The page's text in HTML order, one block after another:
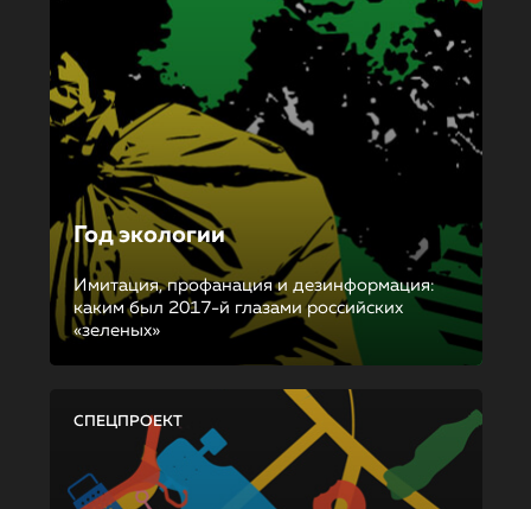
Год экологии
Имитация, профанация и дезинформация:
каким был 2017-й глазами российских
«зеленых»
СПЕЦПРОЕКТ